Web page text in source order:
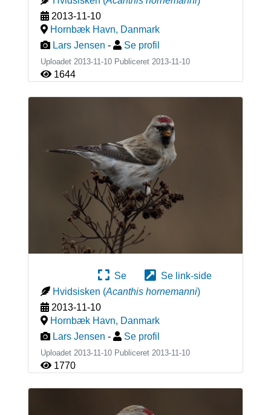
2013-11-10
Hornbæk Havn, Danmark
Lars Jensen - Se profil
Uploadet 2013-11-10 Publiceret 2013-11-10
1644
Se
Se link-side
Hvidsisken (Acanthis hornemanni)
2013-11-10
Hornbæk Havn, Danmark
Lars Jensen - Se profil
Uploadet 2013-11-10 Publiceret 2013-11-10
1770